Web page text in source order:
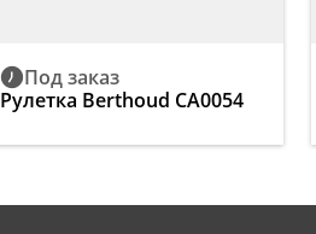
Под заказ
Рулетка Berthoud CA0054